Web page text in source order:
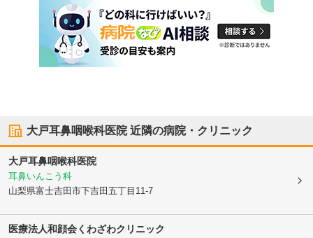
大戸耳鼻咽喉科医院近隣の病院・クリニック
大戸耳鼻咽喉科医院
耳鼻いんこう科
山梨県富士吉田市下吉田五丁目11-7
医療法人和顔会くわざわクリニック